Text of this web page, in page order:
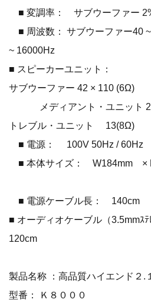
■ 変調率： サブウーファー
■ 周波数： サブウーファー40
~ 16000Hz
■ スピーカーユニット：
サブウーファー 42 × 110
メディアント・ユニット
トレブル・ユニット 13(8Ω)
■ 電源： 100V 50Hz / 60Hz
■ 本体サイズ： W184mm
■ 電源ケーブル長： 140cm
■ オーディオケーブル（3.5mmｽ
120cm
製品名称 ：高品質ハイエンド２.
型番： Ｋ８０００